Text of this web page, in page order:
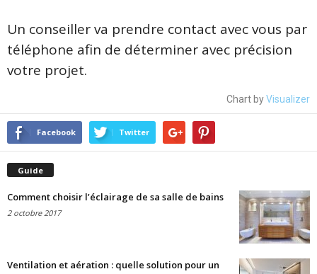
Un conseiller va prendre contact avec vous par
téléphone afin de déterminer avec précision
votre projet.
Chart byVisualizer
Facebook Twitter
Guide
Comment choisir l’éclairage de sa salle de bains
2 octobre 2017
Ventilation et aération : quelle solution pour un